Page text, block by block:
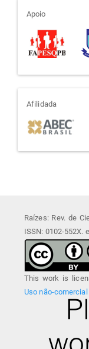
apoio
Apoio
Afilidada
Raízes: Rev. de
ISSN: 0102-552X.
This work is
Uso não-